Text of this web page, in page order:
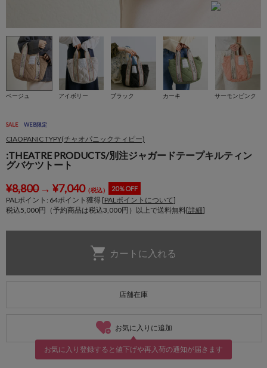
ベージュ アイボリー ブラック カーキ サーモンピンク
SALE WEB限定
CIAOPANIC TYPY(チャオパニックティピー)
:THEATRE PRODUCTS/別注ジャガードテープキルティン
グバケツトート
¥8,800→ ¥7,040（税込） 20％OFF
PALポイント: 64ポイント獲得 [PALポイントについて]
税込5,000円（予約商品は税込3,000円）以上で送料無料[詳細]
店舗在庫
お気に入りに追加
お気に入り登録すると値下げや再入荷の通知が届きます